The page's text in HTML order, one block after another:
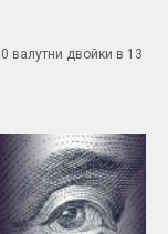
валутни двойки в 13